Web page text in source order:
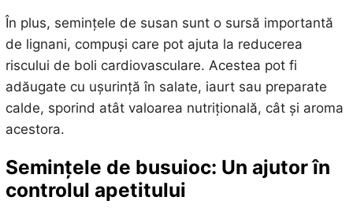
În plus, semințele de susan sunt o sursă importantă
de lignani, compuși care pot ajuta la reducerea
riscului de boli cardiovasculare. Acestea pot fi
adăugate cu ușurință în salate, iaurt sau preparate
calde, sporind atât valoarea nutrițională, cât și aroma
acestora.
Semințele de busuioc: Un ajutor în
controlul apetitului